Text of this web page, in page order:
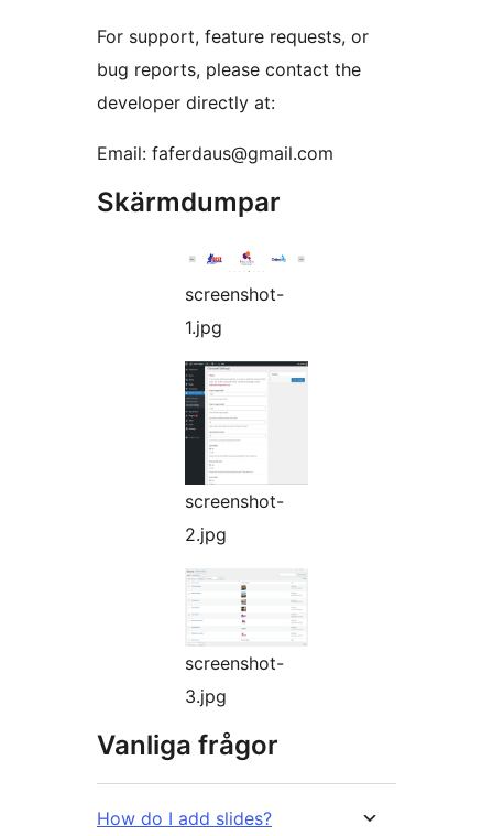
For support, feature requests, or
bug reports, please contact the
developer directly at:
Email: faferdaus@gmail.com
Skärmdumpar
screenshot-
1.jpg
screenshot-
2.jpg
screenshot-
3.jpg
Vanliga frågor
How do I add slides?